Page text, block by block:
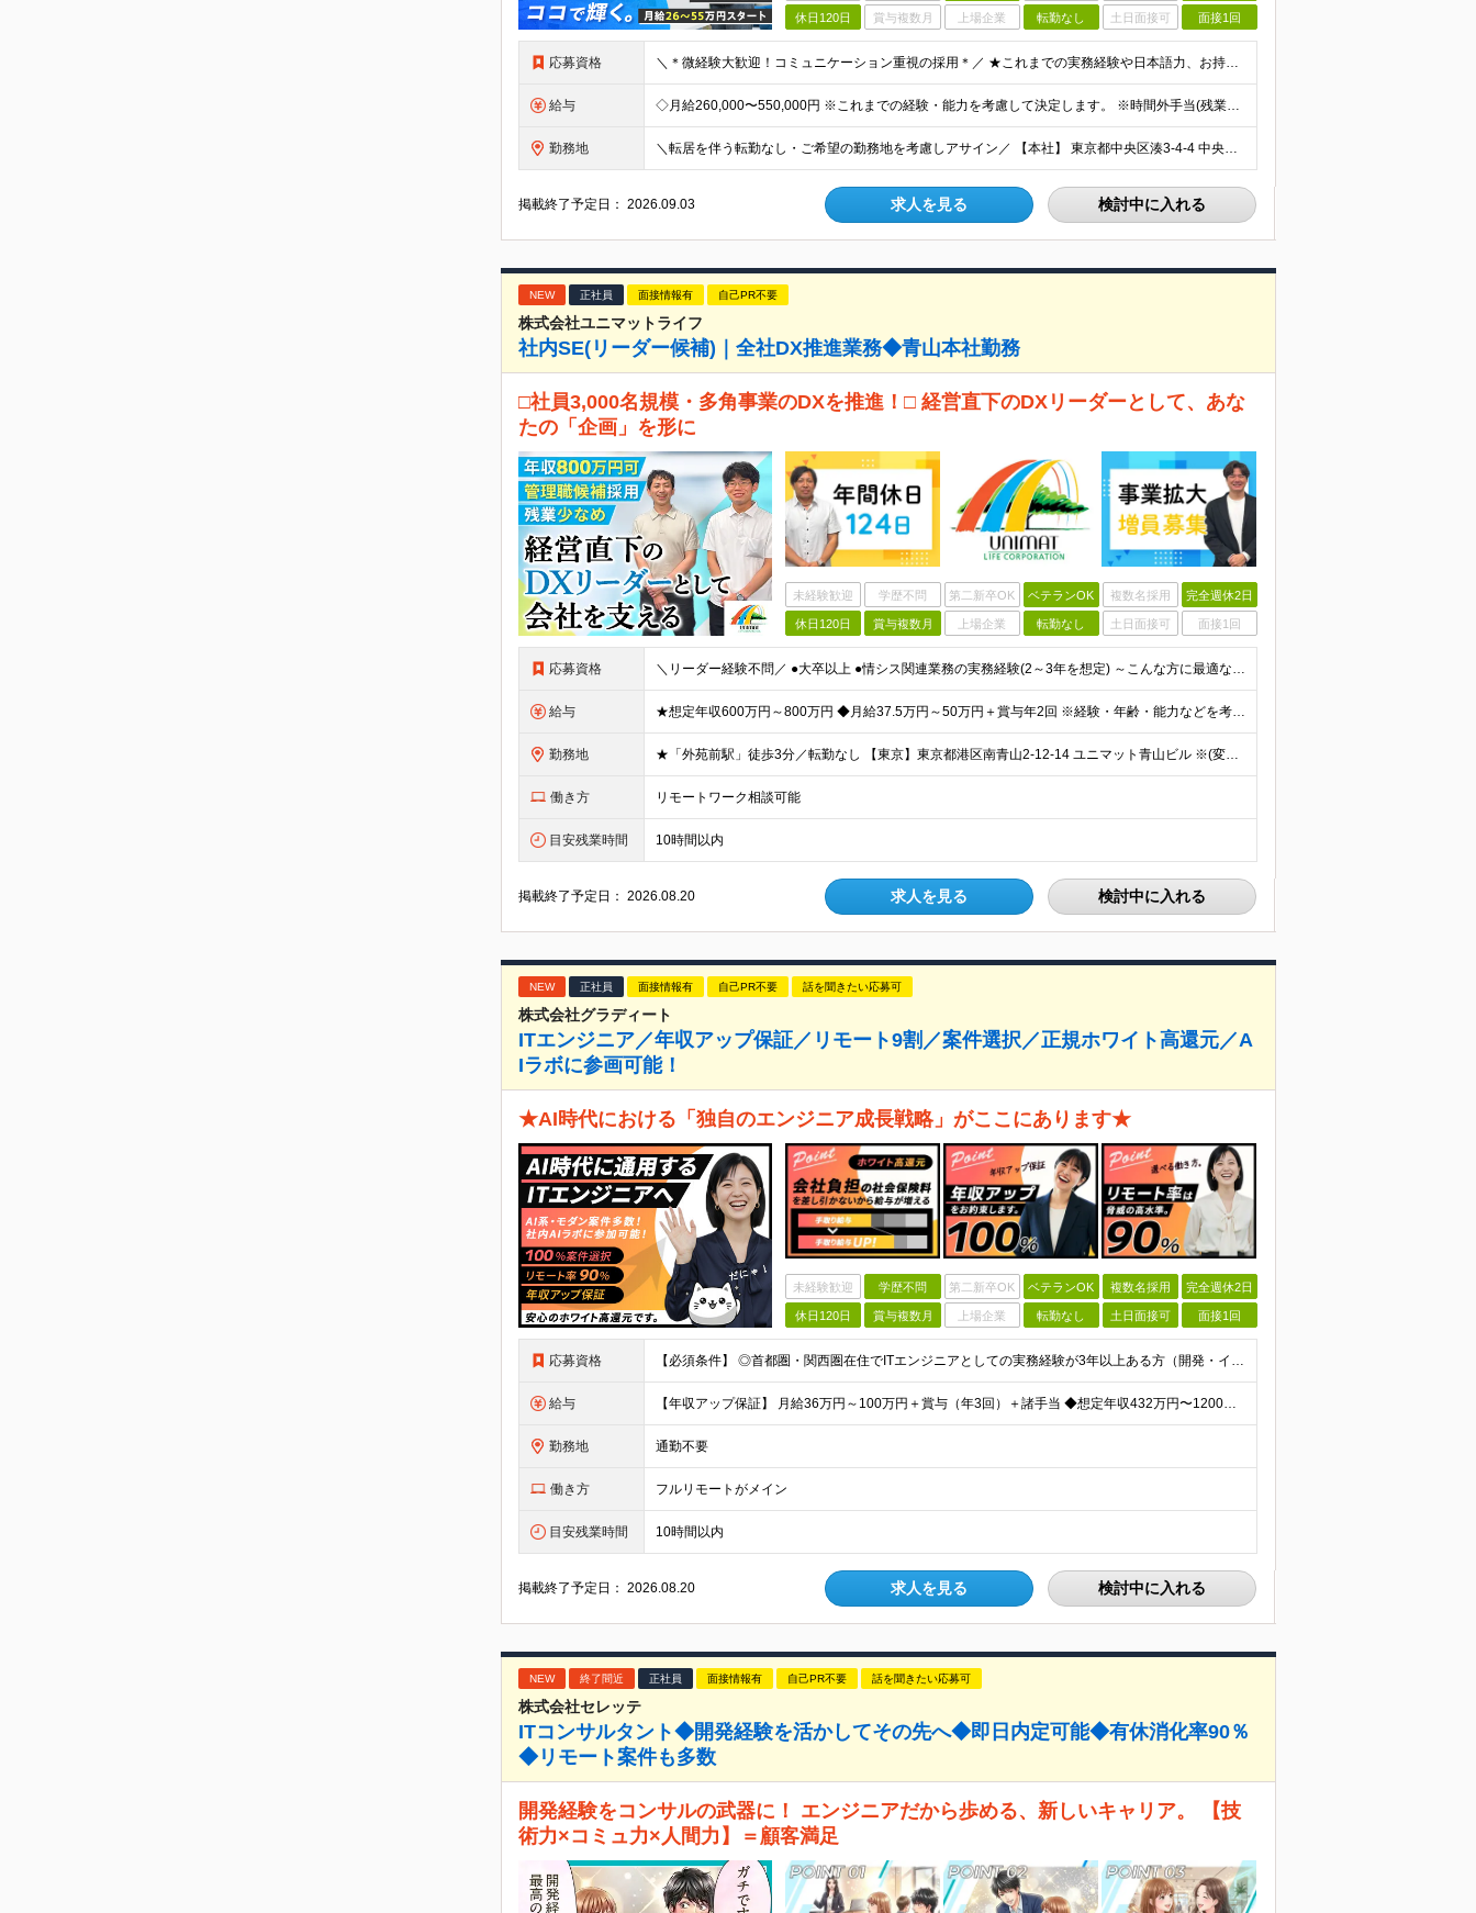
休日120日 賞与複数月 上場企業 転勤なし 土日面接可 面接1回
応募資格 ＼＊微経験大歓迎！コミュニケーション重視の採用＊／ ★これまでの実務経験や日本語力、お持ちの“意欲”重視の採用★ ＜＊必須スキル＊＞ 【学歴】高卒以上 【経験】システム開発・保守・運用の経験をお持ち
給与 ◇月給260,000〜550,000円 ※これまでの経験・能力を考慮して決定します。 ※時間外手当(残業・休日)/通勤手当(上限5万円)は別途支給
勤務地 ＼転居を伴う転勤なし・ご希望の勤務地を考慮しアサイン／ 【本社】 東京都中央区湊3-4-4 中央山田ビル3Ｆ ※東京都内中心の各プロジェクト先での勤務 ＜勤務地例＞ 東京都中央区・千代田区など
掲載終了予定日：2026.09.03 求人を見る 検討中に入れる
NEW 正社員 面接情報有 自己PR不要
株式会社ユニマットライフ
社内SE(リーダー候補)｜全社DX推進業務◆青山本社勤務
□社員3,000名規模・多角事業のDXを推進！□ 経営直下のDXリーダーとして、あな
たの「企画」を形に
未経験歓迎 学歴不問 第二新卒OK ベテランOK 複数名採用 完全週休2日
休日120日 賞与複数月 上場企業 転勤なし 土日面接可 面接1回
応募資格 ＼リーダー経験不問／ ●大卒以上 ●情シス関連業務の実務経験(2～3年を想定) ～こんな方に最適なポジションです～ ・大きな裁量、スケール感で企画を動かしたい方 ・アイデアや経験を活かして構想から関
給与 ★想定年収600万円～800万円 ◆月給37.5万円～50万円＋賞与年2回 ※経験・年齢・能力などを考慮の上、決定します。 ※残業代は管理職採用のためなし ※試用期間3ヶ月(期間中の待遇等に差異なし
勤務地 ★「外苑前駅」徒歩3分／転勤なし 【東京】東京都港区南青山2-12-14 ユニマット青山ビル ※(変更の範囲)上記を除く当社関連勤務地
働き方 リモートワーク相談可能
目安残業時間 10時間以内
掲載終了予定日：2026.08.20 求人を見る 検討中に入れる
NEW 正社員 面接情報有 自己PR不要 話を聞きたい応募可
株式会社グラディート
ITエンジニア／年収アップ保証／リモート9割／案件選択／正規ホワイト高還元／A
Iラボに参画可能！
★AI時代における「独自のエンジニア成⻑戦略」がここにあります★
未経験歓迎 学歴不問 第二新卒OK ベテランOK 複数名採用 完全週休2日
休日120日 賞与複数月 上場企業 転勤なし 土日面接可 面接1回
応募資格 【必須条件】 ◎首都圏・関西圏在住でITエンジニアとしての実務経験が3年以上ある⽅（開発・インフラいずれも歓迎） →首都圏（東京、神奈川、千葉、埼玉）、関西圏（大阪、兵庫、京都）在住のITエンジニア採
給与 【年収アップ保証】 月給36万円～100万円＋賞与（年3回）＋諸手当 ◆想定年収432万円〜1200万円(経験・スキルを考慮し決定) ※年収アップ保証付帯 ◆基本給には⽉20時間分の固定残業代(31,
勤務地 通勤不要
働き方 フルリモートがメイン
目安残業時間 10時間以内
掲載終了予定日：2026.08.20 求人を見る 検討中に入れる
NEW 終了間近 正社員 面接情報有 自己PR不要 話を聞きたい応募可
株式会社セレッテ
ITコンサルタント◆開発経験を活かしてその先へ◆即日内定可能◆有休消化率90％
◆リモート案件も多数
開発経験をコンサルの武器に！ エンジニアだから歩める、新しいキャリア。 【技
術力×コミュ力×人間力】＝顧客満足